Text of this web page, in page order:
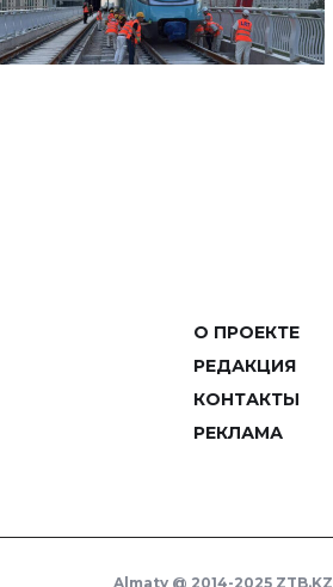
О ПРОЕКТЕ
РЕДАКЦИЯ
КОНТАКТЫ
РЕКЛАМА
Almaty @ 2014-2025 ZTB.KZ